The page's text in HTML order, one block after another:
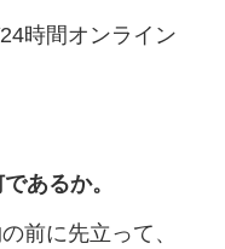
時間オンライン
あるか。
前に先立って、